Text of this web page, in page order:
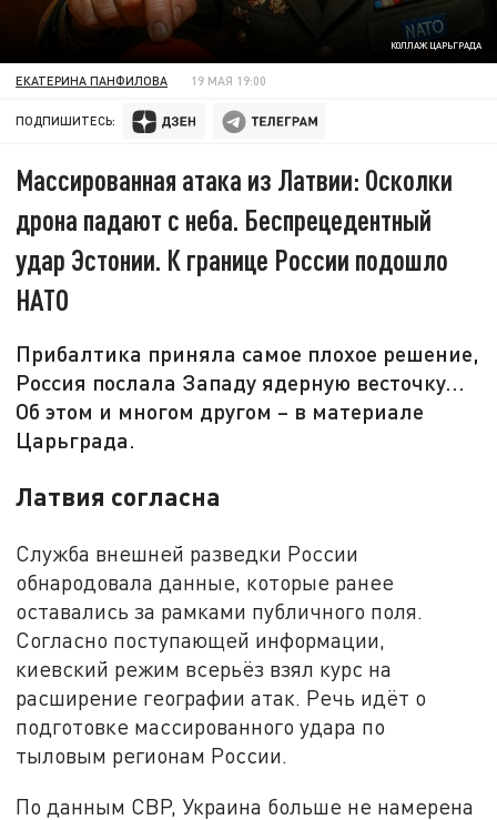
КОЛЛАЖ ЦАРЬГРАДА
ЕКАТЕРИНА ПАНФИЛОВА 19 МАЯ 19:00
ПОДПИШИТЕСЬ:
Массированная атака из Латвии: Осколки
дрона падают с неба. Беспрецедентный
удар Эстонии. К границе России подошло
НАТО
Прибалтика приняла самое плохое решение,
Россия послала Западу ядерную весточку...
Об этом и многом другом – в материале
Царьграда.
Латвия согласна
Служба внешней разведки России
обнародовала данные, которые ранее
оставались за рамками публичного поля.
Согласно поступающей информации,
киевский режим всерьёз взял курс на
расширение географии атак. Речь идёт о
подготовке массированного удара по
тыловым регионам России.
По данным СВР, Украина больше не намерена